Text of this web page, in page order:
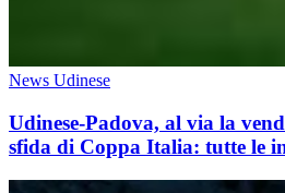
News Udinese
Udinese-Padova, al via la
sfida di Coppa Italia: tutte le